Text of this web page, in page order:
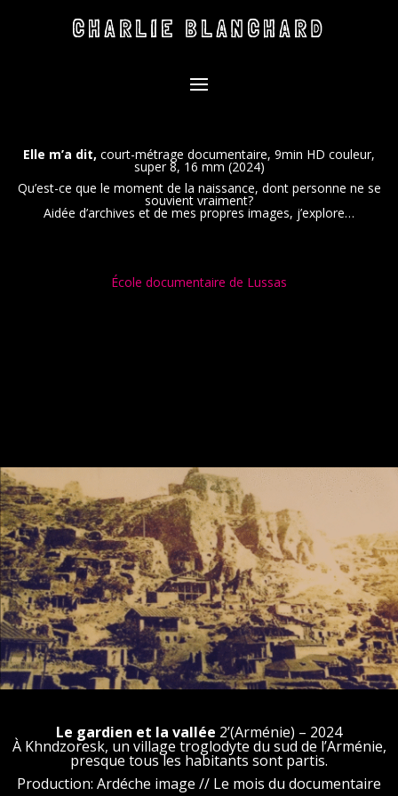
CHARLIE BLANCHARD
Elle m’a dit, court-métrage documentaire, 9min HD couleur,
super 8, 16 mm (2024)
Qu’est-ce que le moment de la naissance, dont personne ne se
souvient vraiment?
Aidée d’archives et de mes propres images, j’explore…
École documentaire de Lussas
Le gardien et la vallée 2’(Arménie) – 2024
À Khndzoresk, un village troglodyte du sud de l’Arménie,
presque tous les habitants sont partis.
Production: Ardéche image // Le mois du documentaire